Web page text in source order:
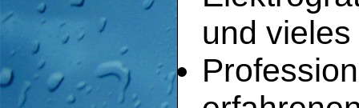
und